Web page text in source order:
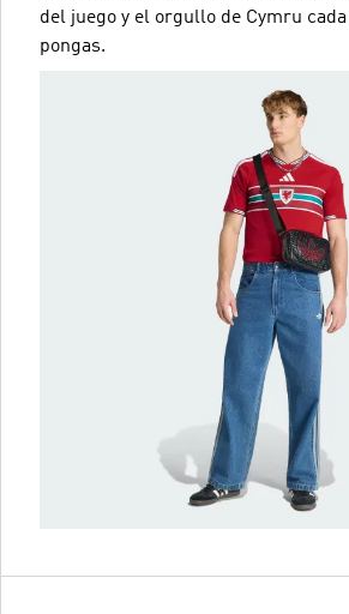
del juego y el orgullo de Cymru cada
pongas.